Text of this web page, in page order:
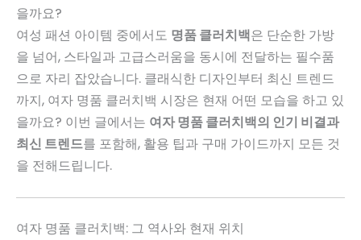
을까요?
여성 패션 아이템 중에서도 명품 클러치백은 단순한 가방
을 넘어, 스타일과 고급스러움을 동시에 전달하는 필수품
으로 자리 잡았습니다. 클래식한 디자인부터 최신 트렌드
까지, 여자 명품 클러치백 시장은 현재 어떤 모습을 하고 있
을까요? 이번 글에서는 여자 명품 클러치백의 인기 비결과
최신 트렌드를 포함해, 활용 팁과 구매 가이드까지 모든 것
을 전해드립니다.
여자 명품 클러치백: 그 역사와 현재 위치